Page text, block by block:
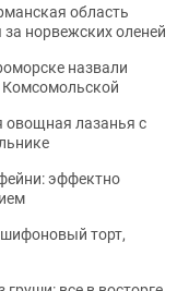
область
норвежских оленей
назвали
овощная лазанья с
эффектно
торт,